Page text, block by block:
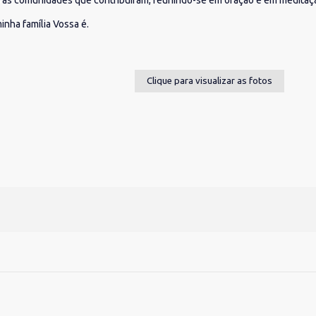
família Vossa é.
Clique para visualizar as fotos